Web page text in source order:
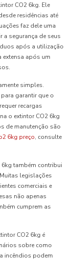
CO2 6kg. Ele
residências até
faz dele uma
segurança de seus
após a utilização
extensa após um
simples.
garantir que o
recargas
o extintor CO2 6kg
de manutenção são
6kg preço, consulte
também contribui
legislações
comerciais e
não apenas
cumprem as
CO2 6kg é
sobre como
incêndios podem